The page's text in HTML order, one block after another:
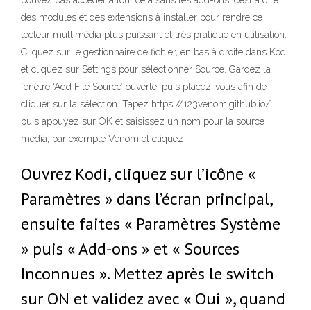
des modules et des extensions à installer pour rendre ce
lecteur multimédia plus puissant et très pratique en utilisation.
Cliquez sur le gestionnaire de fichier, en bas à droite dans Kodi,
et cliquez sur Settings pour sélectionner Source. Gardez la
fenêtre ‘Add File Source’ ouverte, puis placez-vous afin de
cliquer sur la sélection. Tapez https://123venom.github.io/
puis appuyez sur OK et saisissez un nom pour la source
media, par exemple Venom et cliquez
Ouvrez Kodi, cliquez sur l’icône «
Paramètres » dans l’écran principal,
ensuite faites « Paramètres Système
» puis « Add-ons » et « Sources
Inconnues ». Mettez après le switch
sur ON et validez avec « Oui », quand